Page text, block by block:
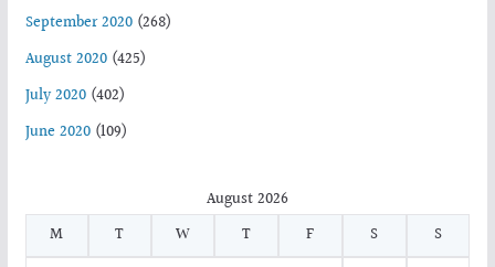
September 2020(268)
August 2020(425)
July 2020(402)
June 2020(109)
August 2026
M
T W T F S
S